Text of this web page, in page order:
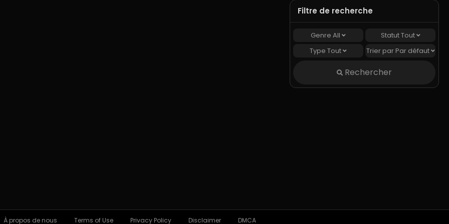
Filtre de recherche
GenreAll StatutTout
TypeTout Trier par Par défaut
Rechercher
À propos de nous Terms of Use Privacy Policy Disclaimer DMCA